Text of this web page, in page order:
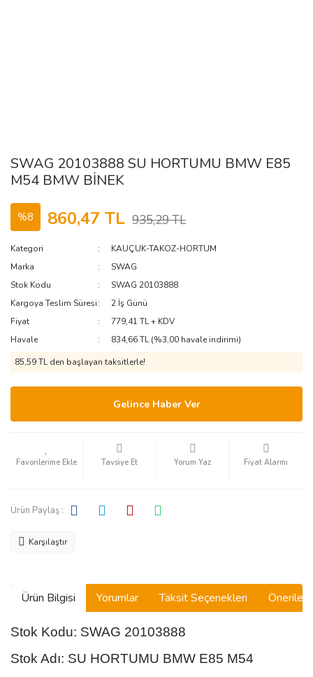
SWAG 20103888 SU HORTUMU BMW E85
M54 BMW BİNEK
%8 860,47 TL 935,29 TL
Kategori
KAUÇUK-TAKOZ-HORTUM
Marka
SWAG
Stok Kodu
SWAG 20103888
Kargoya Teslim Süresi
2 İş Günü
Fiyat
779,41 TL + KDV
Havale
834,66 TL (%3,00 havale indirimi)
85,59 TL den başlayan taksitlerle!
Gelince Haber Ver
Tavsiye Et Yorum Yaz Fiyat Alarmı
Ürün Paylaş :
Karşılaştır
Ürün Bilgisi Yorumlar Taksit Seçenekleri
Stok Kodu: SWAG 20103888
Stok Adı: SU HORTUMU BMW E85 M54